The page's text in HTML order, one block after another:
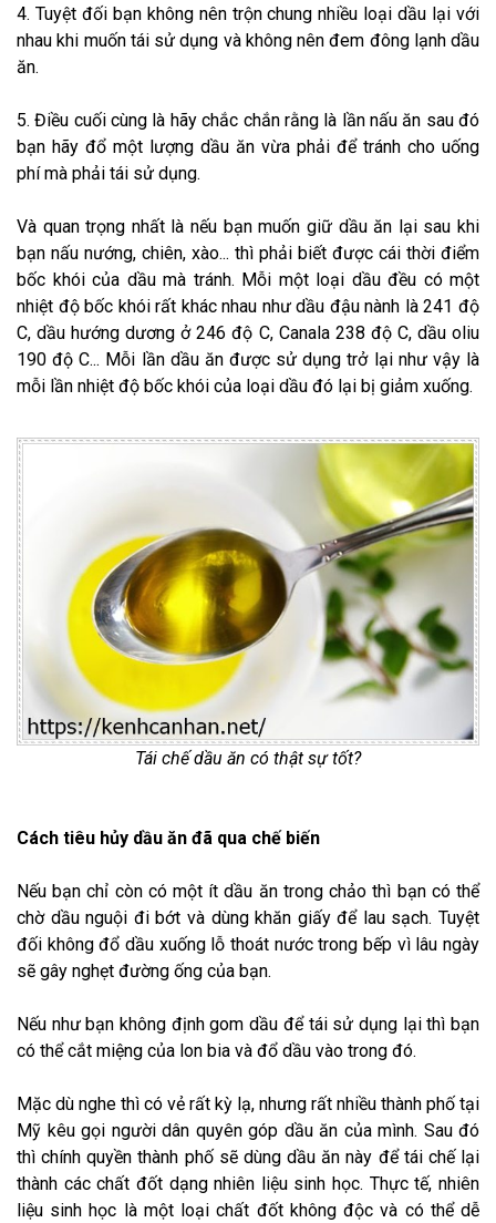
4. Tuyệt đối bạn không nên trộn chung nhiều loại dầu lại với
nhau khi muốn tái sử dụng và không nên đem đông lạnh dầu
ăn.
5. Điều cuối cùng là hãy chắc chắn rằng là lần nấu ăn sau đó
bạn hãy đổ một lượng dầu ăn vừa phải để tránh cho uống
phí mà phải tái sử dụng.
Và quan trọng nhất là nếu bạn muốn giữ dầu ăn lại sau khi
bạn nấu nướng, chiên, xào... thì phải biết được cái thời điểm
bốc khói của dầu mà tránh. Mỗi một loại dầu đều có một
nhiệt độ bốc khói rất khác nhau như dầu đậu nành là 241 độ
C, dầu hướng dương ở 246 độ C, Canala 238 độ C, dầu oliu
190 độ C... Mỗi lần dầu ăn được sử dụng trở lại như vậy là
mỗi lần nhiệt độ bốc khói của loại dầu đó lại bị giảm xuống.
Tái chế dầu ăn có thật sự tốt?
Cách tiêu hủy dầu ăn đã qua chế biến
Nếu bạn chỉ còn có một ít dầu ăn trong chảo thì bạn có thể
chờ dầu nguội đi bớt và dùng khăn giấy để lau sạch. Tuyệt
đối không đổ dầu xuống lỗ thoát nước trong bếp vì lâu ngày
sẽ gây nghẹt đường ống của bạn.
Nếu như bạn không định gom dầu để tái sử dụng lại thì bạn
có thể cắt miệng của lon bia và đổ dầu vào trong đó.
Mặc dù nghe thì có vẻ rất kỳ lạ, nhưng rất nhiều thành phố tại
Mỹ kêu gọi người dân quyên góp dầu ăn của mình. Sau đó
thì chính quyền thành phố sẽ dùng dầu ăn này để tái chế lại
thành các chất đốt dạng nhiên liệu sinh học. Thực tế, nhiên
liệu sinh học là một loại chất đốt không độc và có thể dễ